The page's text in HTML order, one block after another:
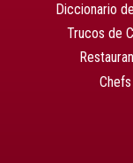
Diccionario
Trucos de
Chefs